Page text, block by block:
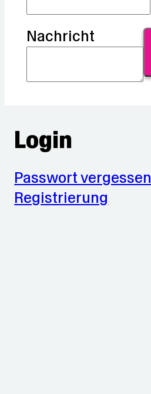
Nachricht
Login
Passwort vergessen
Registrierung